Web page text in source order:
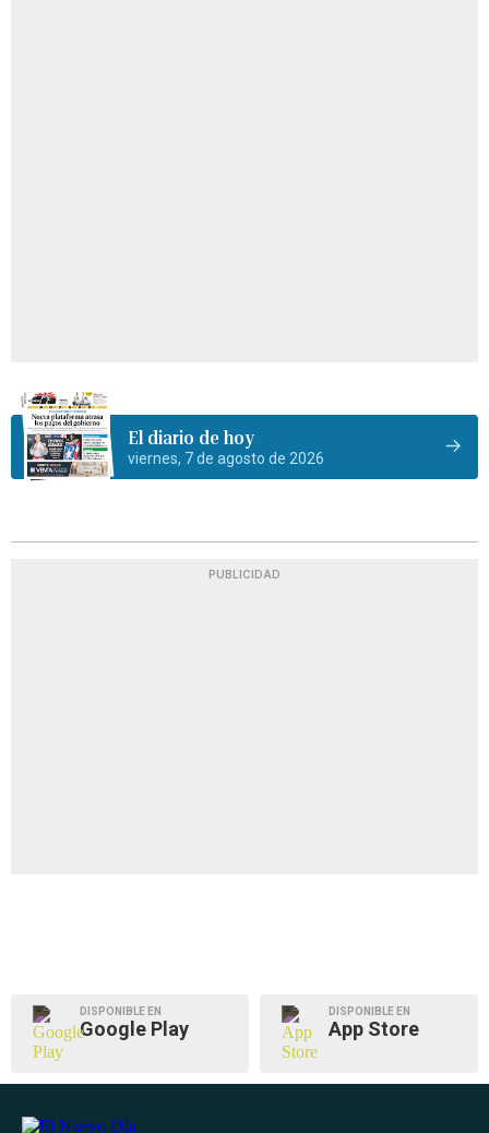
El diario de hoy
viernes, 7 de agosto de 2026
PUBLICIDAD
DISPONIBLE EN
Google Play
DISPONIBLE EN
App Store